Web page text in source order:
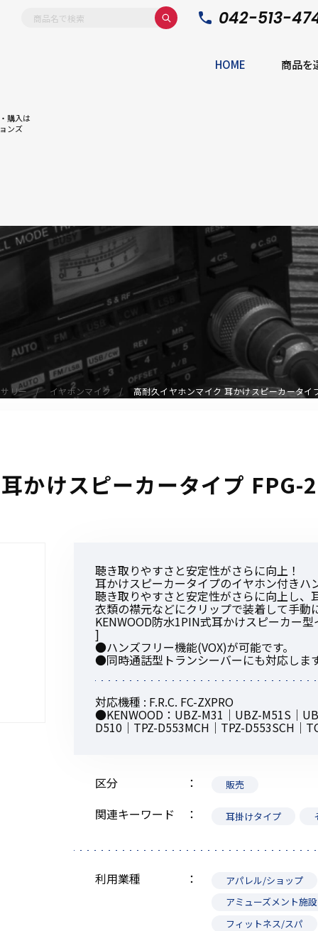
購入は
ンズ
042-513-
HOME 商品を
アクセサリー
イヤホンマイク
スピーカーマイク
イヤホン
ベルトクリップ
無線機収納・運搬ケース
その他アクセサリー
初めてご利用の方
リー イヤホンマイク 高耐久イヤホンマイク 耳かけスピーカータイ
かけスピーカータイプ FPG-
聴き取りやすさと安定性がさらに向上！
耳かけスピーカータイプのイヤホン付きハ
聴き取りやすさと安定性がさらに向上し、
衣類の襟元などにクリップで装着して手動
KENWOOD防水1PIN式耳かけスピーカー
]
●ハンズフリー機能(VOX)が可能です。
●同時通話型トランシーバーにも対応しま
対応機種 : F.R.C. FC-ZXPRO
●KENWOOD：UBZ-M31｜UBZ-M51S｜
D510｜TPZ-D553MCH｜TPZ-D553SCH｜
区分 販売
関連キーワード 耳掛けタイプ
利用業種
アパレル/ショップ
アミューズメント施設
フィットネス/スパ